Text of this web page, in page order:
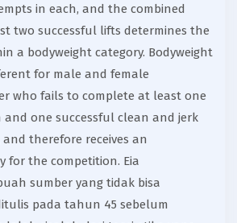
in each, and the combined
two successful lifts determines the
a bodyweight category. Bodyweight
for male and female
who fails to complete at least one
and one successful clean and jerk
therefore receives an
for the competition. Eia
sumber yang tidak bisa
pada tahun 45 sebelum